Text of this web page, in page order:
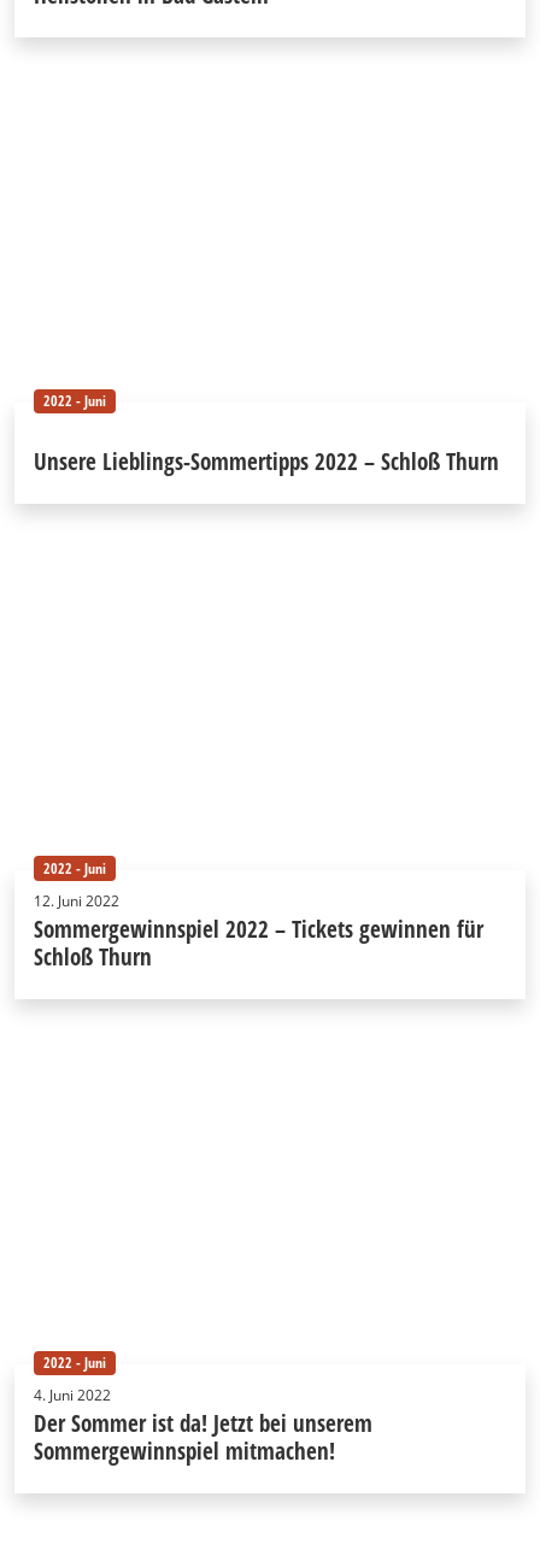
2022 - Juni
Unsere Lieblings-Sommertipps 2022 – Schloß Thurn
2022 - Juni
12. Juni 2022
Sommergewinnspiel 2022 – Tickets gewinnen für
Schloß Thurn
2022 - Juni
4. Juni 2022
Der Sommer ist da! Jetzt bei unserem
Sommergewinnspiel mitmachen!